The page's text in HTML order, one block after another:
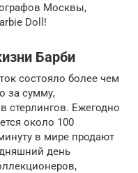
Москвы,
Doll!
Барби
состояло более чем
за сумму,
Ежегодно
около 100
в мире продают
день